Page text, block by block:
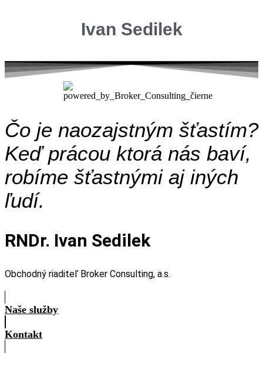
Ivan Sedilek
Čo je naozajstným šťastím?
Keď prácou ktorá nás baví,
robíme šťastnými aj iných
ľudí.
RNDr. Ivan Sedilek
Obchodný riaditeľ Broker Consulting, a.s.
Naše služby
Kontakt